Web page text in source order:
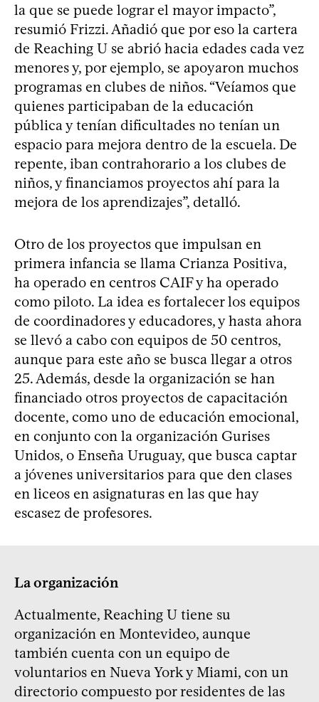
la que se puede lograr el mayor impacto”,
resumió Frizzi. Añadió que por eso la cartera
de Reaching U se abrió hacia edades cada vez
menores y, por ejemplo, se apoyaron muchos
programas en clubes de niños. “Veíamos que
quienes participaban de la educación
pública y tenían dificultades no tenían un
espacio para mejora dentro de la escuela. De
repente, iban contrahorario a los clubes de
niños, y financiamos proyectos ahí para la
mejora de los aprendizajes”, detalló.
Otro de los proyectos que impulsan en
primera infancia se llama Crianza Positiva,
ha operado en centros CAIF y ha operado
como piloto. La idea es fortalecer los equipos
de coordinadores y educadores, y hasta ahora
se llevó a cabo con equipos de 50 centros,
aunque para este año se busca llegar a otros
25. Además, desde la organización se han
financiado otros proyectos de capacitación
docente, como uno de educación emocional,
en conjunto con la organización Gurises
Unidos, o Enseña Uruguay, que busca captar
a jóvenes universitarios para que den clases
en liceos en asignaturas en las que hay
escasez de profesores.
La organización
Actualmente, Reaching U tiene su
organización en Montevideo, aunque
también cuenta con un equipo de
voluntarios en Nueva York y Miami, con un
directorio compuesto por residentes de las